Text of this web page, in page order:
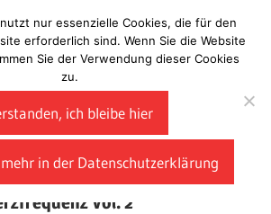
Laberladen
Vol. 2
nur essenzielle Cookies, die für den
erforderlich sind. Wenn Sie die Website
Sie der Verwendung dieser Cookies
zu.
ich bleibe hier
in der Datenschutzerklärung